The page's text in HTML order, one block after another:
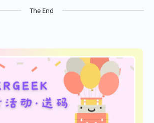
The End